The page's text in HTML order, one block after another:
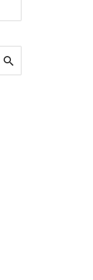
Search